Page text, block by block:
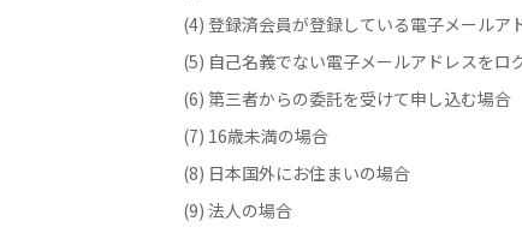
(4) 登録済会員が登録している電子メール
(5) 自己名義でない電子メールアドレスをロ
(6) 第三者からの委託を受けて申し込む場合
(7) 16歳未満の場合
(8) 日本国外にお住まいの場合
(9) 法人の場合